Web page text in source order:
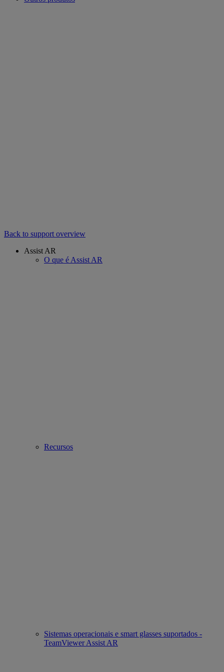
Back to support overview
Assist AR
O que é Assist AR
Recursos
Sistemas operacionais e smart glasses suportados -
TeamViewer Assist AR